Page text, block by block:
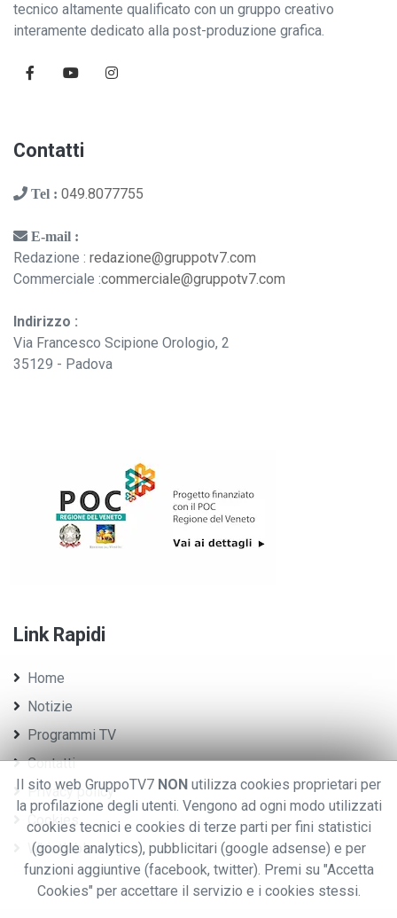
tecnico altamente qualificato con un gruppo creativo
interamente dedicato alla post-produzione grafica.
Contatti
Tel : 049.8077755
E-mail :
Redazione : redazione@gruppotv7.com
Commerciale :commerciale@gruppotv7.com
Indirizzo :
Via Francesco Scipione Orologio, 2
35129 - Padova
Link Rapidi
Home
Notizie
Programmi TV
Contatti
Privacy policy
Cookies
Whistleblowing
Il sito web GruppoTV7 NON utilizza cookies proprietari per
la profilazione degli utenti. Vengono ad ogni modo utilizzati
cookies tecnici e cookies di terze parti per fini statistici
(google analytics), pubblicitari (google adsense) e per
funzioni aggiuntive (facebook, twitter). Premi su "Accetta
Cookies" per accettare il servizio e i cookies stessi.